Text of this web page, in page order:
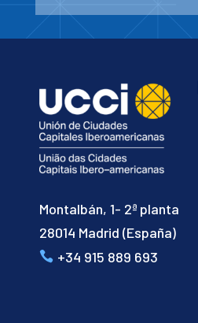
Montalbán, 1- 2ª planta
28014 Madrid (España)
+34 915 889 693